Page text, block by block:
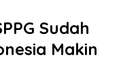
Sudah
Makin